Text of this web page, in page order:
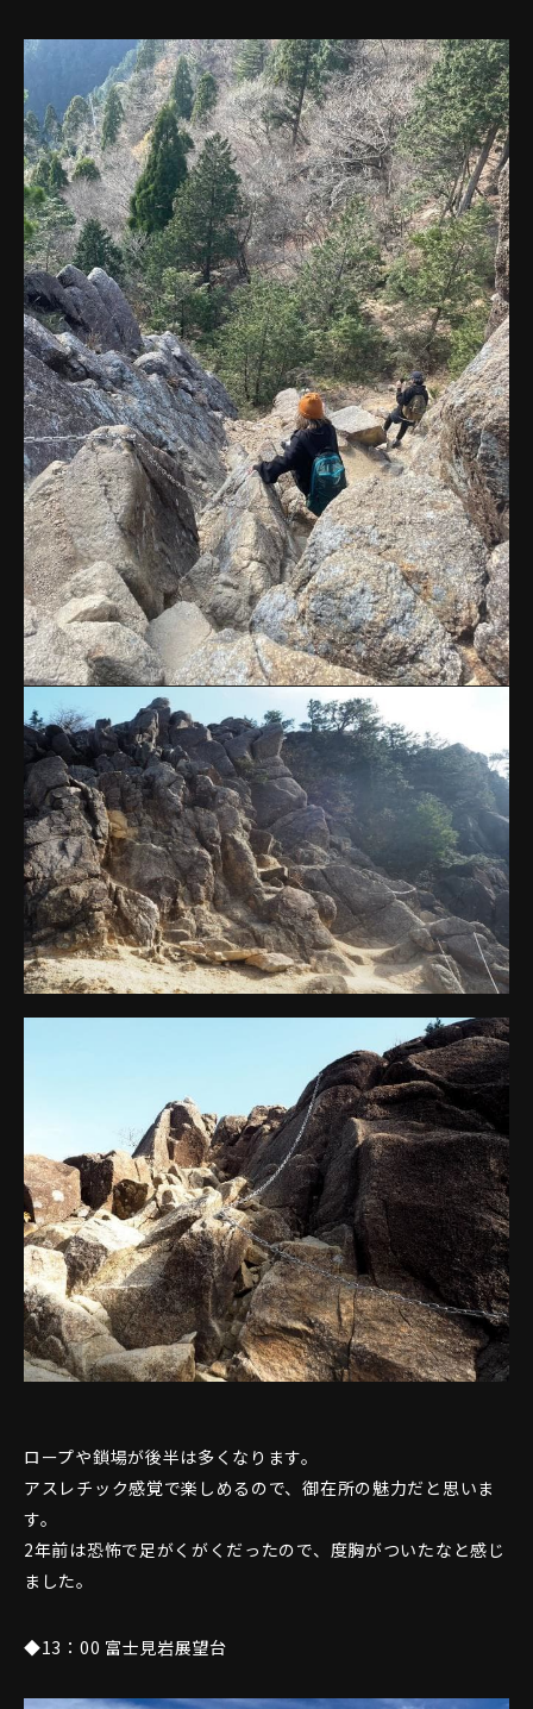
ロープや鎖場が後半は多くなります。
アスレチック感覚で楽しめるので、御在所の魅力だと思いま
す。
2年前は恐怖で足がくがくだったので、度胸がついたなと感じ
ました。
◆13：00 富士見岩展望台